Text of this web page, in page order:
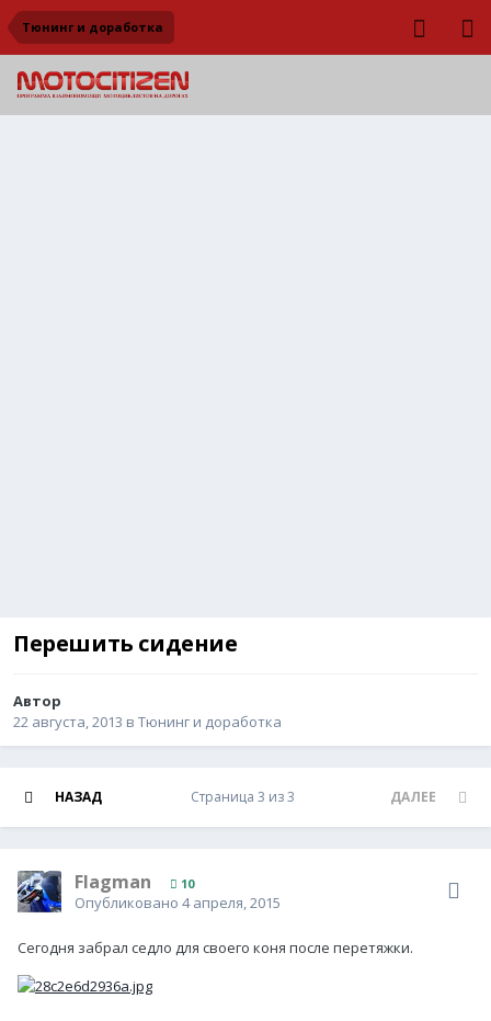
Тюнинг и доработка
Перешить сидение
Автор
22 августа, 2013 в Тюнинг и доработка
НАЗАД ДАЛЕЕ
Страница 3 из 3
Flagman 10
Опубликовано 4 апреля, 2015
Сегодня забрал седло для своего коня после перетяжки.